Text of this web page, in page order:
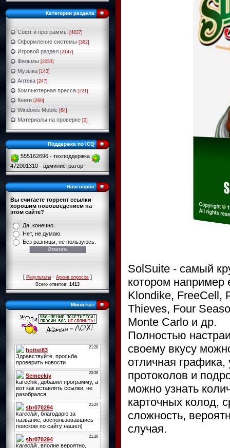
Категории раздела
Софт и программы [4837]
Оформление системы [362]
Игровой раздел [2147]
Фильмы [2053]
Музыка [143]
Аптека [247]
Компьютерная пресса [221]
Книги [260]
Windows Mobile [64]
Материалы на проверке [0]
Поддержка по ICQ
555162696 - техподдержка
472001310 - администратор
Наш опрос
Вы считаете торрент ссылки
хорошим нововведением на
этом сайте?
Да, конечно.
Нет, не думаю.
Без разницы, не пользуюсь.
[Результаты·Архив опросов]
Всего ответов:1413
Мини-чат
SolSuite - самый
котором например
Klondike, FreeCell,
Thieves, Four
Monte Carlo и др.
Полностью
своему вкусу
отличная
протоколов и
можно узнать
карточных колод,
сложность,
случая.